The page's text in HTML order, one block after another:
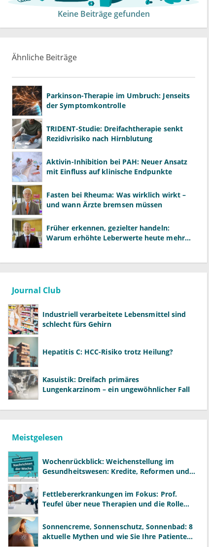
Keine Beiträge gefunden
Ähnliche Beiträge
Parkinson-Therapie im Umbruch: Jenseits
der Symptomkontrolle
TRIDENT-Studie: Dreifachtherapie senkt
Rezidivrisiko nach Hirnblutung
Aktivin-Inhibition bei PAH: Neuer Ansatz
mit Einfluss auf klinische Endpunkte
Fasten bei Rheuma: Was wirklich wirkt –
und wann Ärzte bremsen müssen
Früher erkennen, gezielter handeln:
Warum erhöhte Leberwerte heute mehr
Journal Club
Industriell verarbeitete Lebensmittel sind
schlecht fürs Gehirn
Hepatitis C: HCC-Risiko trotz Heilung?
Kasuistik: Dreifach primäres
Lungenkarzinom – ein ungewöhnlicher Fall
Meistgelesen
Wochenrückblick: Weichenstellung im
Gesundheitswesen: Kredite, Reformen und
Fettlebererkrankungen im Fokus: Prof.
Teufel über neue Therapien und die Rolle
Sonnencreme, Sonnenschutz, Sonnenbad: 8
aktuelle Mythen und wie Sie Ihre Patienten